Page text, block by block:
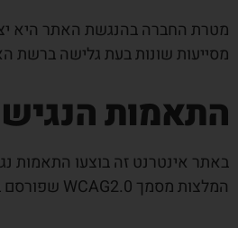
מטרת החברה בהנגשת האתר היא
מסייעות שונות בעת גלישה ברשת
התאמות
המלצות מסמך WCAG2.0 שפורסם באמצעות הארגון הבינלאומי W3C העוסק בתקינה ברשת האינטרנט.